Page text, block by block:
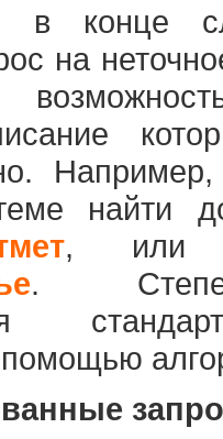
в конце
на
найти
,
.